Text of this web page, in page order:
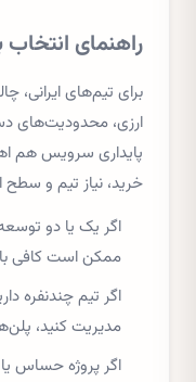
راهنمای انتخاب
برای تیم‌های
ارزی، محدودیت‌های
پایداری سرویس هم
خرید، نیاز تیم و
اگر یک یا دو
ممکن است کافی
اگر تیم چندنفره
مدیریت کنید،
اگر پروژه حساس